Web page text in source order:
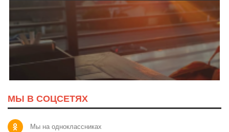
МЫ В СОЦСЕТЯХ
Мы на одноклассниках